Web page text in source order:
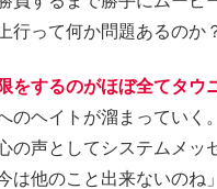
行って何か問題あるのか
をするのがほぼ全てタウ
のヘイトが溜まっていく。
の声としてシステムメッ
は他のこと出来ないのね